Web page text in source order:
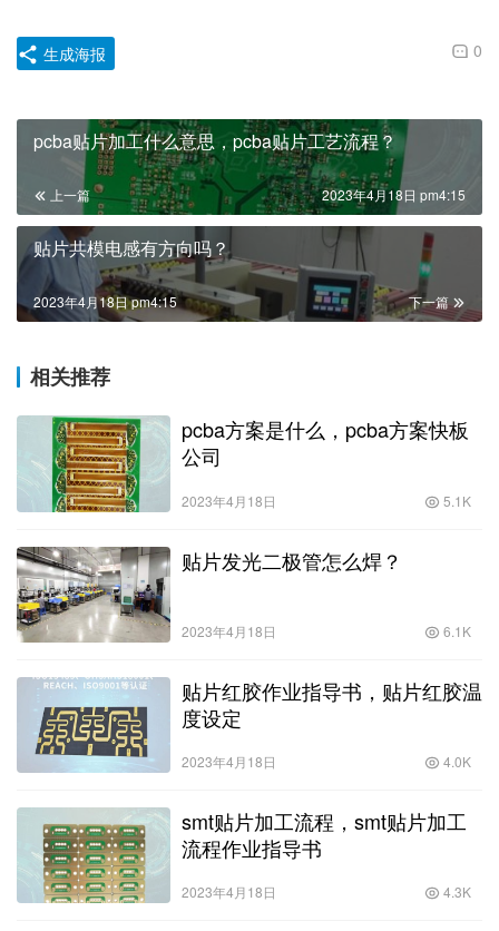
0
生成海报
pcba贴片加工什么意思，pcba贴片工艺流程？
上一篇 2023年4月18日 pm4:15
贴片共模电感有方向吗？
下一篇
2023年4月18日 pm4:15
相关推荐
pcba方案是什么，pcba方案快板
公司
2023年4月18日 5.1K
贴片发光二极管怎么焊？
2023年4月18日 6.1K
贴片红胶作业指导书，贴片红胶温
度设定
2023年4月18日 4.0K
smt贴片加工流程，smt贴片加工
流程作业指导书
2023年4月18日 4.3K